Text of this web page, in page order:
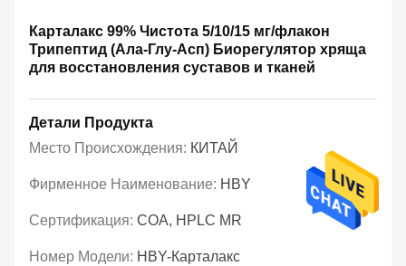
Карталакс 99% Чистота 5/10/15 мг/флакон
Трипептид (Ала-Глу-Асп) Биорегулятор хряща
для восстановления суставов и тканей
Детали Продукта
Место Происхождения: КИТАЙ
Фирменное Наименование: HBY
Сертификация: COA, HPLC MR
Номер Модели: HBY-Карталакс